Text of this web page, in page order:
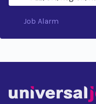
Job Alarm